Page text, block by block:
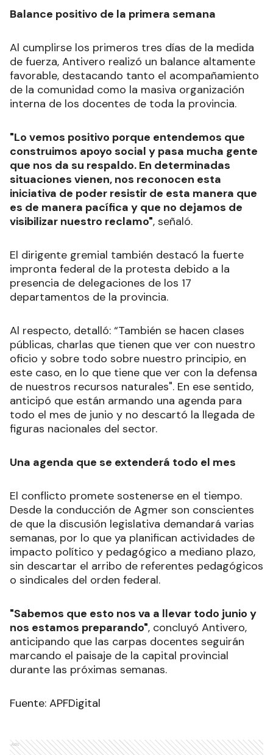
Balance positivo de la primera semana
Al cumplirse los primeros tres días de la medida
de fuerza, Antivero realizó un balance altamente
favorable, destacando tanto el acompañamiento
de la comunidad como la masiva organización
interna de los docentes de toda la provincia.
"Lo vemos positivo porque entendemos que
construimos apoyo social y pasa mucha gente
que nos da su respaldo. En determinadas
situaciones vienen, nos reconocen esta
iniciativa de poder resistir de esta manera que
es de manera pacífica y que no dejamos de
visibilizar nuestro reclamo", señaló.
El dirigente gremial también destacó la fuerte
impronta federal de la protesta debido a la
presencia de delegaciones de los 17
departamentos de la provincia.
Al respecto, detalló: “También se hacen clases
públicas, charlas que tienen que ver con nuestro
oficio y sobre todo sobre nuestro principio, en
este caso, en lo que tiene que ver con la defensa
de nuestros recursos naturales". En ese sentido,
anticipó que están armando una agenda para
todo el mes de junio y no descartó la llegada de
figuras nacionales del sector.
Una agenda que se extenderá todo el mes
El conflicto promete sostenerse en el tiempo.
Desde la conducción de Agmer son conscientes
de que la discusión legislativa demandará varias
semanas, por lo que ya planifican actividades de
impacto político y pedagógico a mediano plazo,
sin descartar el arribo de referentes pedagógicos
o sindicales del orden federal.
"Sabemos que esto nos va a llevar todo junio y
nos estamos preparando", concluyó Antivero,
anticipando que las carpas docentes seguirán
marcando el paisaje de la capital provincial
durante las próximas semanas.
Fuente: APFDigital
Ads